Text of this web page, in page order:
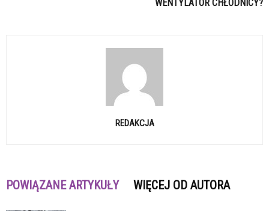
WENTYLATOR CHŁODNICY?
REDAKCJA
POWIĄZANE ARTYKUŁY WIĘCEJ OD AUTORA